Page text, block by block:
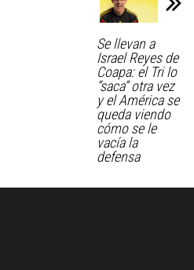
Se llevan a
Israel Reyes de
Coapa: el Tri lo
“saca” otra vez
y el América se
queda viendo
cómo se le
vacía la
defensa